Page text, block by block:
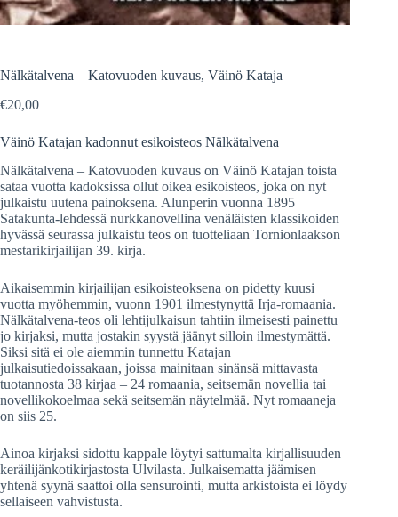
Nälkätalvena – Katovuoden kuvaus, Väinö Kataja
€20,00
Väinö Katajan kadonnut esikoisteos Nälkätalvena
Nälkätalvena – Katovuoden kuvaus on Väinö Katajan toista
sataa vuotta kadoksissa ollut oikea esikoisteos, joka on nyt
julkaistu uutena painoksena. Alunperin vuonna 1895
Satakunta-lehdessä nurkkanovellina venäläisten klassikoiden
hyvässä seurassa julkaistu teos on tuotteliaan Tornionlaakson
mestarikirjailijan 39. kirja.
Aikaisemmin kirjailijan esikoisteoksena on pidetty kuusi
vuotta myöhemmin, vuonn 1901 ilmestynyttä Irja-romaania.
Nälkätalvena-teos oli lehtijulkaisun tahtiin ilmeisesti painettu
jo kirjaksi, mutta jostakin syystä jäänyt silloin ilmestymättä.
Siksi sitä ei ole aiemmin tunnettu Katajan
julkaisutiedoissakaan, joissa mainitaan sinänsä mittavasta
tuotannosta 38 kirjaa – 24 romaania, seitsemän novellia tai
novellikokoelmaa sekä seitsemän näytelmää. Nyt romaaneja
on siis 25.
Ainoa kirjaksi sidottu kappale löytyi sattumalta kirjallisuuden
keräilijänkotikirjastosta Ulvilasta. Julkaisematta jäämisen
yhtenä syynä saattoi olla sensurointi, mutta arkistoista ei löydy
sellaiseen vahvistusta.